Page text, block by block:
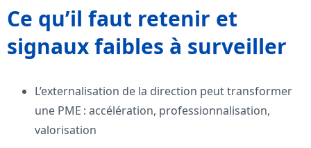
Ce qu’il faut retenir et
signaux faibles à surveiller
L’externalisation de la direction peut transformer
une PME : accélération, professionnalisation,
valorisation